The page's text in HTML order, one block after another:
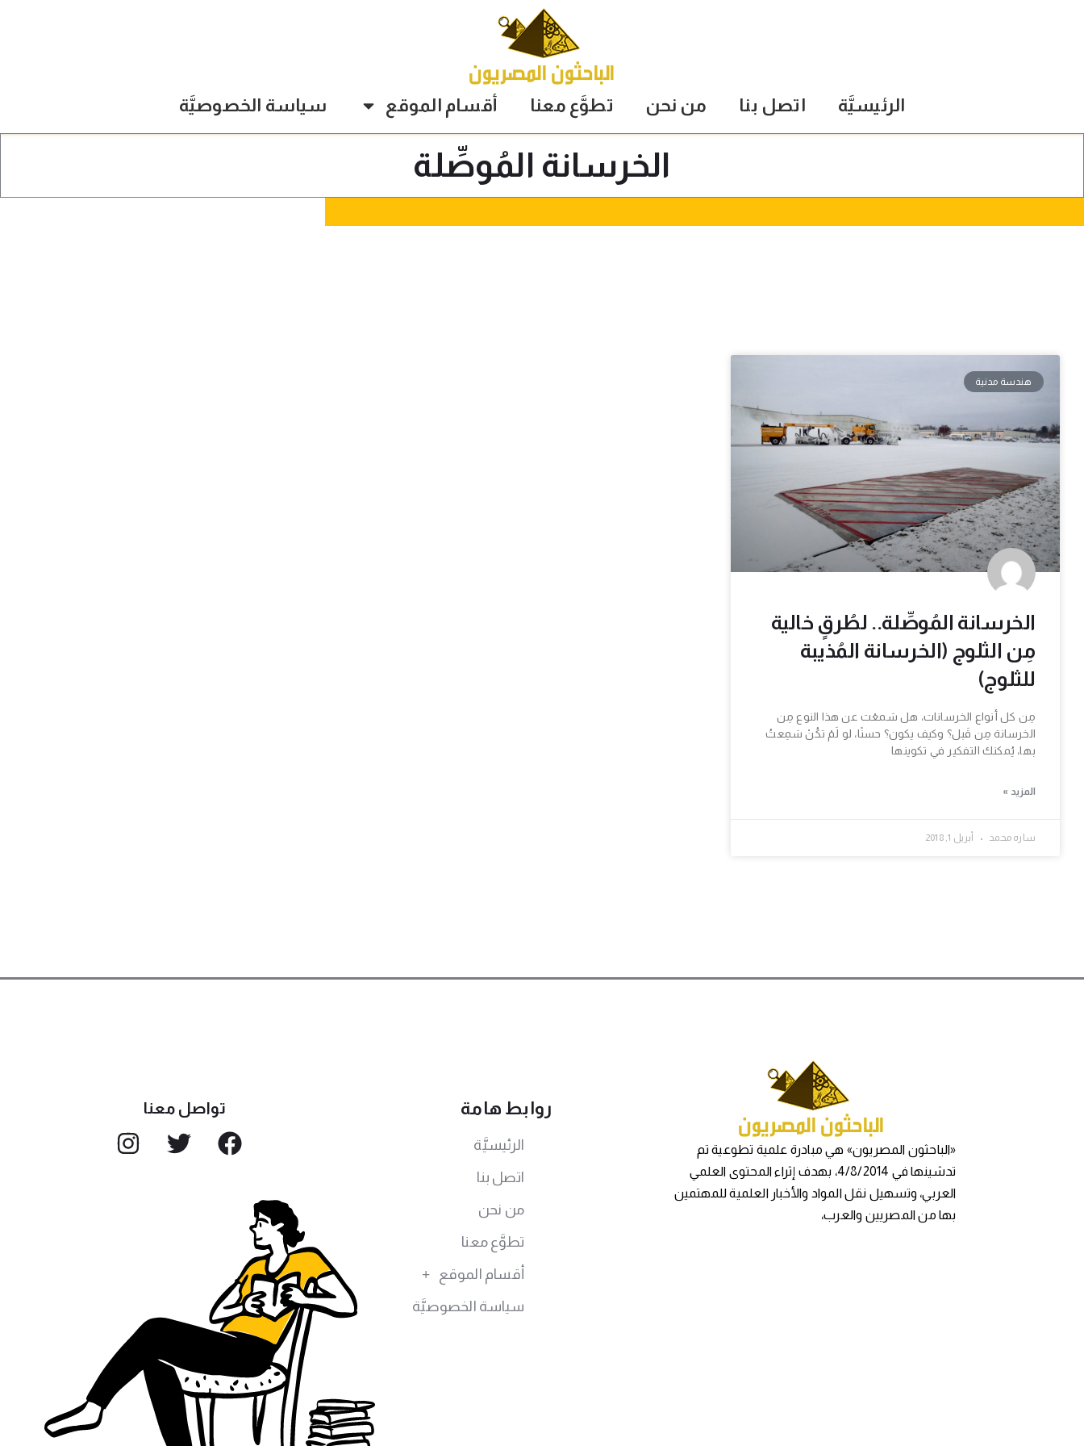
الرئيسيَّة اتصل بنا من نحن تطوَّع معنا أقسام الموقع سياسة الخصوصيَّة
الخرسانة المُوصِّلة
هندسة مدنية
الخرسانة المُوصِّلة.. لطُرقٍ خالية
مِن الثلوج (الخرسانة المُذيبة
للثلوج)
مِن كل أنواع الخرسانات، هل سَمعْت عن هذا النوع مِن
الخرسانة مِن قَبل؟ وكيف يكون؟ حسنًا، لو لَمْ تكُنْ سَمِعتُ
بها، يُمكنك التفكير في تكوينها
المزيد »
ساره محمد أبريل 1, 2018
«الباحثون المصريون» هي مبادرة علمية تطوعية تم
تدشينها في 4/8/2014، بهدف إثراء المحتوى العلمي
العربي، وتسهيل نقل المواد والأخبار العلمية للمهتمين
بها من المصريين والعرب،
روابط هامة
الرئيسيَّة
اتصل بنا
من نحن
تطوَّع معنا
أقسام الموقع
سياسة الخصوصيَّة
تواصل معنا